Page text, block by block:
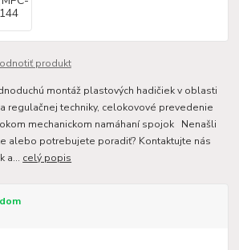
produkt
montáž plastových hadičiek v oblasti
regulačnej techniky, celokovové prevedenie
mechanickom namáhaní spojok Nenašli
alebo potrebujete poradiť? Kontaktujte nás
a... celý popis